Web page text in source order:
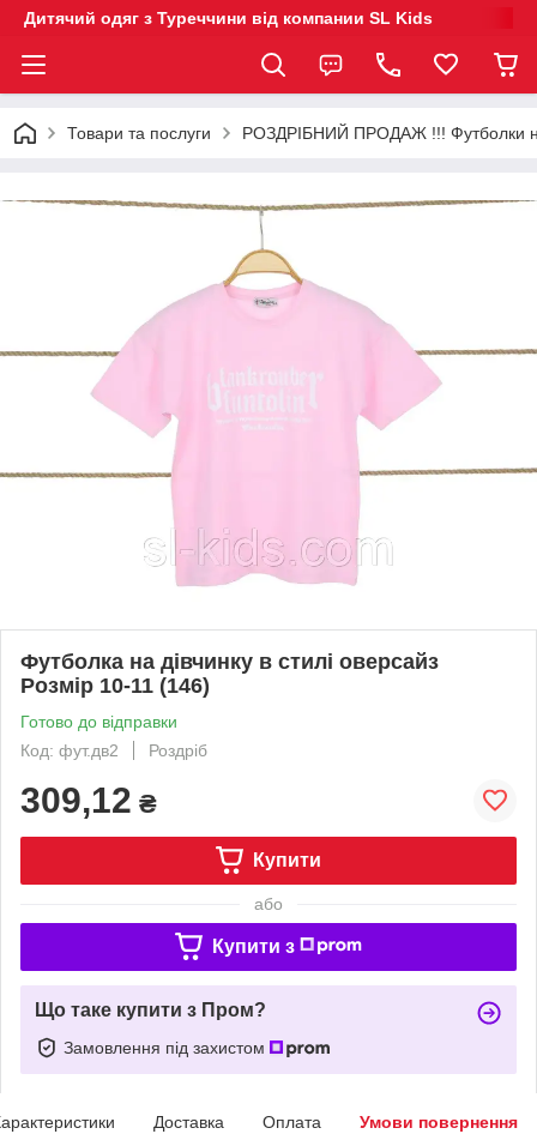
Дитячий одяг з Туреччини від компании SL Kids
Товари та послуги РОЗДРІБНИЙ ПРОДАЖ !!! Футболки на
Футболка на дівчинку в стилі оверсайз
Розмір 10-11 (146)
Готово до відправки
Код: фут.дв2
Роздріб
309,12 ₴
Купити
або
Купити з
Що таке купити з Пром?
Замовлення під захистом
Доставка Оплата Умови повернення